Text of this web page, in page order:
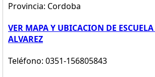
Provincia: Cordoba
VER MAPA Y UBICACION DE
ALVAREZ
Teléfono: 0351-156805843